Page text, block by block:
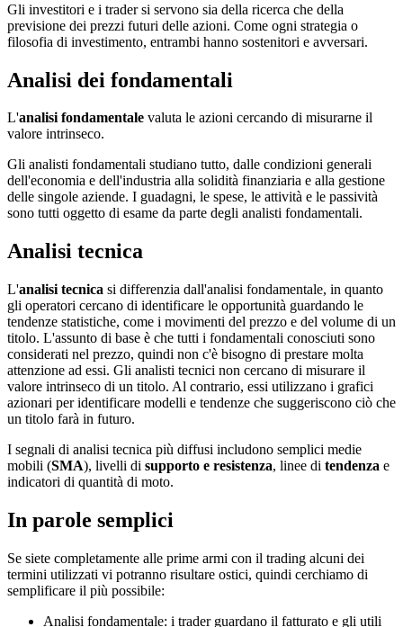
Gli investitori e i trader si servono sia della ricerca che della
previsione dei prezzi futuri delle azioni. Come ogni strategia o
filosofia di investimento, entrambi hanno sostenitori e avversari.
Analisi dei fondamentali
L'analisi fondamentale valuta le azioni cercando di misurarne il
valore intrinseco.
Gli analisti fondamentali studiano tutto, dalle condizioni generali
dell'economia e dell'industria alla solidità finanziaria e alla gestione
delle singole aziende. I guadagni, le spese, le attività e le passività
sono tutti oggetto di esame da parte degli analisti fondamentali.
Analisi tecnica
L'analisi tecnica si differenzia dall'analisi fondamentale, in quanto
gli operatori cercano di identificare le opportunità guardando le
tendenze statistiche, come i movimenti del prezzo e del volume di un
titolo. L'assunto di base è che tutti i fondamentali conosciuti sono
considerati nel prezzo, quindi non c'è bisogno di prestare molta
attenzione ad essi. Gli analisti tecnici non cercano di misurare il
valore intrinseco di un titolo. Al contrario, essi utilizzano i grafici
azionari per identificare modelli e tendenze che suggeriscono ciò che
un titolo farà in futuro.
I segnali di analisi tecnica più diffusi includono semplici medie
mobili (SMA), livelli di supporto e resistenza, linee di tendenza e
indicatori di quantità di moto.
In parole semplici
Se siete completamente alle prime armi con il trading alcuni dei
termini utilizzati vi potranno risultare ostici, quindi cerchiamo di
semplificare il più possibile:
Analisi fondamentale: i trader guardano il fatturato e gli utili